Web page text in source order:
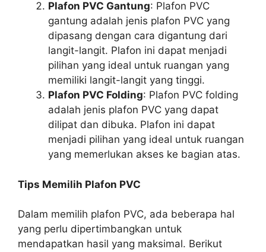
Plafon PVC Gantung: Plafon PVC
gantung adalah jenis plafon PVC yang
dipasang dengan cara digantung dari
langit-langit. Plafon ini dapat menjadi
pilihan yang ideal untuk ruangan yang
memiliki langit-langit yang tinggi.
Plafon PVC Folding: Plafon PVC folding
adalah jenis plafon PVC yang dapat
dilipat dan dibuka. Plafon ini dapat
menjadi pilihan yang ideal untuk ruangan
yang memerlukan akses ke bagian atas.
Tips Memilih Plafon PVC
Dalam memilih plafon PVC, ada beberapa hal
yang perlu dipertimbangkan untuk
mendapatkan hasil yang maksimal. Berikut